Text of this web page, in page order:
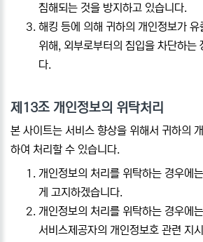
침해되는 것을 방지하고 있습니다.
해킹 등에 의해 귀하의 개인정보가 유
위해, 외부로부터의 침입을 차단하는
다.
제13조 개인정보의 위탁처리
본 사이트는 서비스 향상을 위해서 귀하의
하여 처리할 수 있습니다.
개인정보의 처리를 위탁하는 경우에
게 고지하겠습니다.
개인정보의 처리를 위탁하는 경우에
서비스제공자의 개인정보호 관련 지